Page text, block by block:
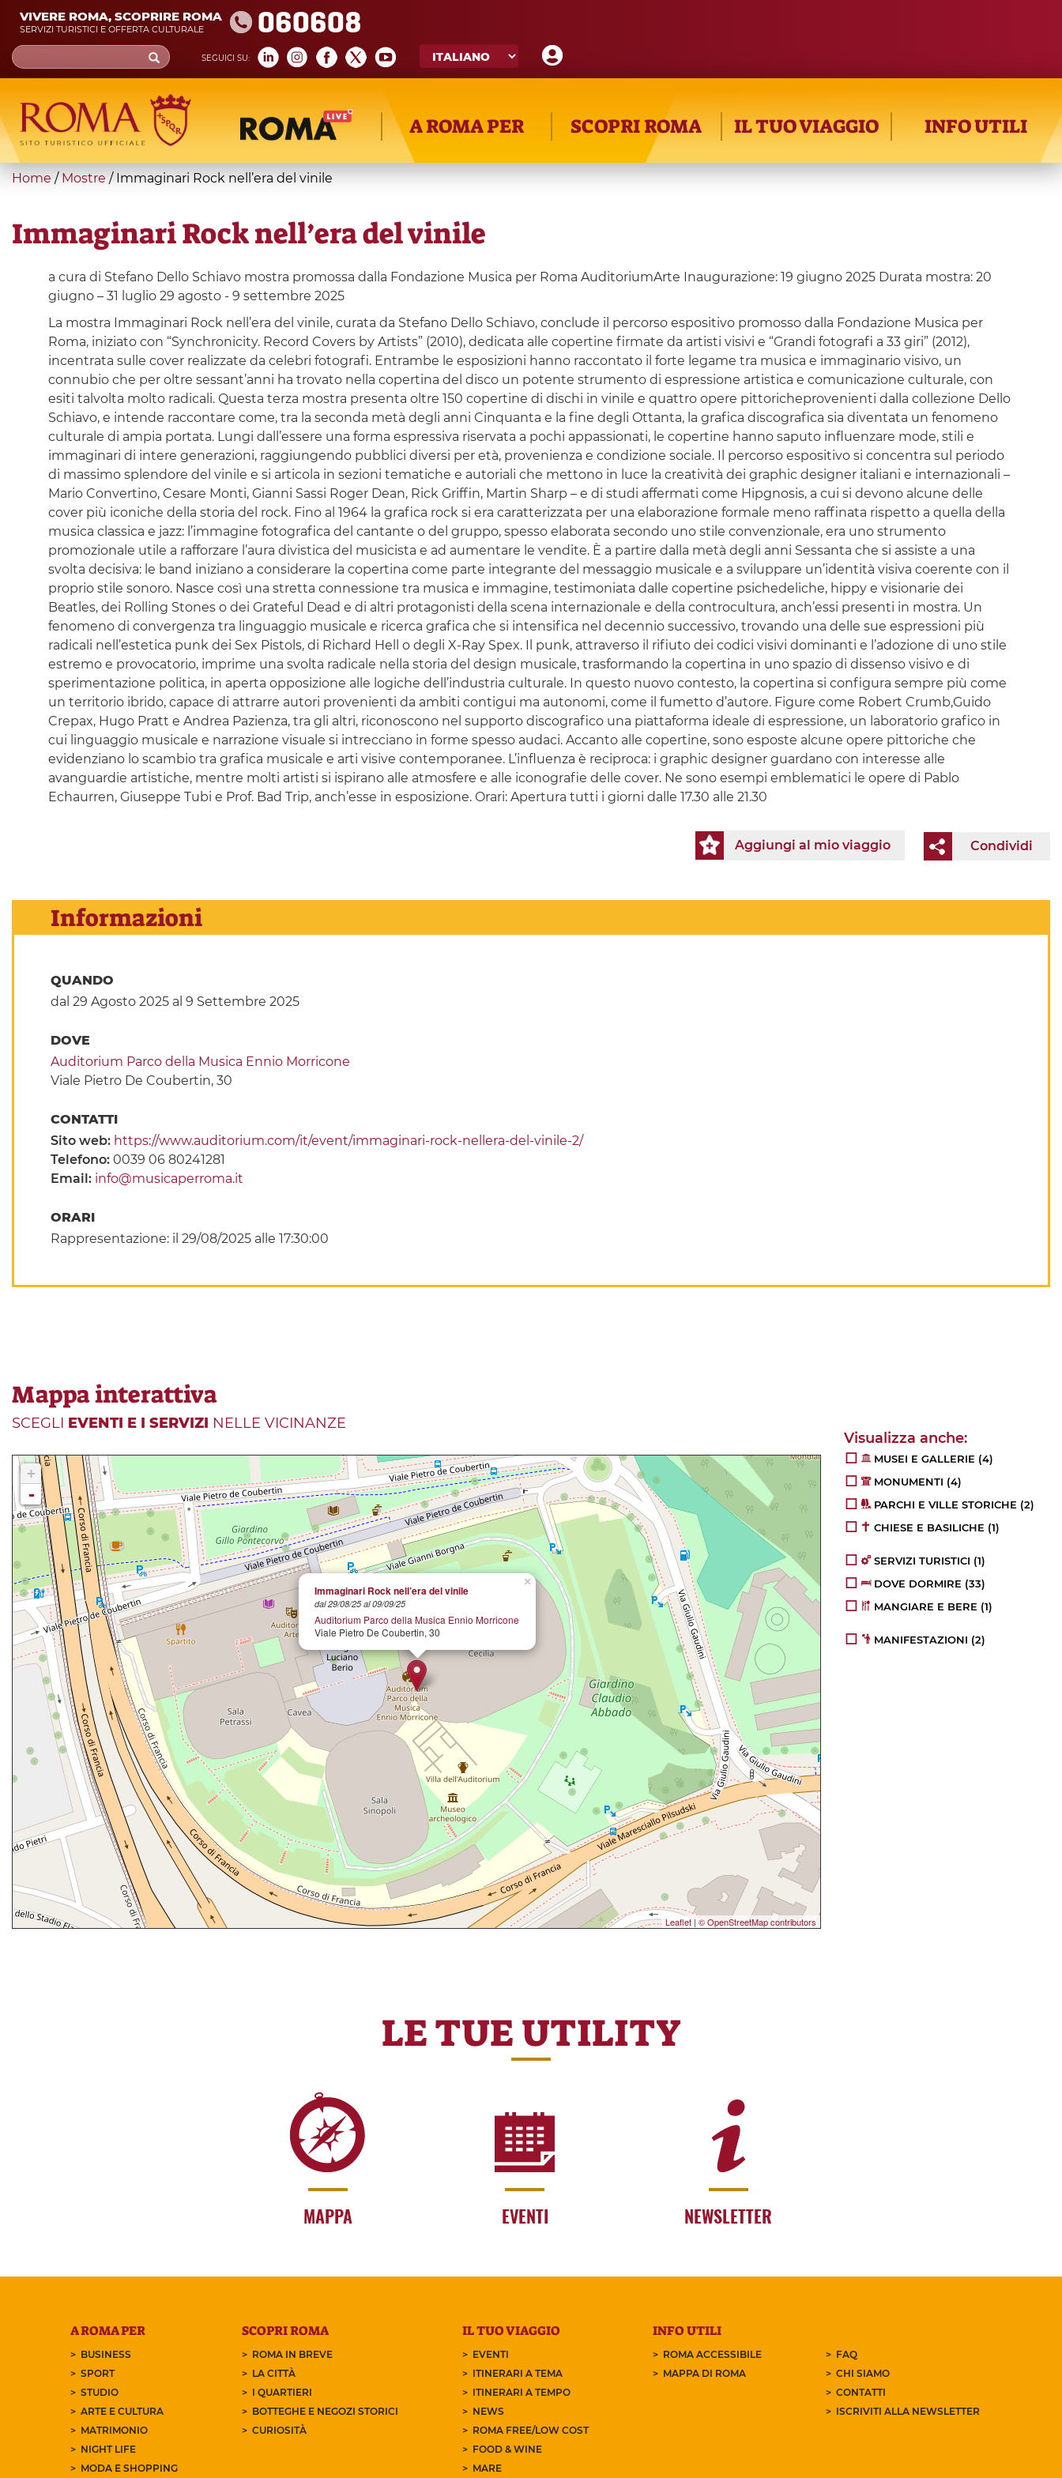
Skip
main
content
VIVERE ROMA, SCOPRIRE ROMA
SERVIZI TURISTICI E OFFERTA CULTURALE 060608
SEGUICI SU:
Search
form
Cerca
A ROMA PER SCOPRI ROMA IL TUO VIAGGIO INFO UTILI
You
here
Home / Mostre / Immaginari Rock nell’era del vinile
Immaginari Rock nell’era del vinile
a cura di Stefano Dello Schiavo mostra promossa dalla Fondazione Musica per Roma AuditoriumArte Inaugurazione: 19 giugno 2025 Durata mostra: 20
giugno – 31 luglio 29 agosto - 9 settembre 2025
La mostra Immaginari Rock nell’era del vinile, curata da Stefano Dello Schiavo, conclude il percorso espositivo promosso dalla Fondazione Musica per
Roma, iniziato con “Synchronicity. Record Covers by Artists” (2010), dedicata alle copertine firmate da artisti visivi e “Grandi fotografi a 33 giri” (2012),
incentrata sulle cover realizzate da celebri fotografi. Entrambe le esposizioni hanno raccontato il forte legame tra musica e immaginario visivo, un
connubio che per oltre sessant’anni ha trovato nella copertina del disco un potente strumento di espressione artistica e comunicazione culturale, con
esiti talvolta molto radicali. Questa terza mostra presenta oltre 150 copertine di dischi in vinile e quattro opere pittoricheprovenienti dalla collezione Dello
Schiavo, e intende raccontare come, tra la seconda metà degli anni Cinquanta e la fine degli Ottanta, la grafica discografica sia diventata un fenomeno
culturale di ampia portata. Lungi dall’essere una forma espressiva riservata a pochi appassionati, le copertine hanno saputo influenzare mode, stili e
immaginari di intere generazioni, raggiungendo pubblici diversi per età, provenienza e condizione sociale. Il percorso espositivo si concentra sul periodo
di massimo splendore del vinile e si articola in sezioni tematiche e autoriali che mettono in luce la creatività dei graphic designer italiani e internazionali –
Mario Convertino, Cesare Monti, Gianni Sassi Roger Dean, Rick Griffin, Martin Sharp – e di studi affermati come Hipgnosis, a cui si devono alcune delle
cover più iconiche della storia del rock. Fino al 1964 la grafica rock si era caratterizzata per una elaborazione formale meno raffinata rispetto a quella della
musica classica e jazz: l’immagine fotografica del cantante o del gruppo, spesso elaborata secondo uno stile convenzionale, era uno strumento
promozionale utile a rafforzare l’aura divistica del musicista e ad aumentare le vendite. È a partire dalla metà degli anni Sessanta che si assiste a una
svolta decisiva: le band iniziano a considerare la copertina come parte integrante del messaggio musicale e a sviluppare un’identità visiva coerente con il
proprio stile sonoro. Nasce così una stretta connessione tra musica e immagine, testimoniata dalle copertine psichedeliche, hippy e visionarie dei
Beatles, dei Rolling Stones o dei Grateful Dead e di altri protagonisti della scena internazionale e della controcultura, anch’essi presenti in mostra. Un
fenomeno di convergenza tra linguaggio musicale e ricerca grafica che si intensifica nel decennio successivo, trovando una delle sue espressioni più
radicali nell’estetica punk dei Sex Pistols, di Richard Hell o degli X-Ray Spex. Il punk, attraverso il rifiuto dei codici visivi dominanti e l’adozione di uno stile
estremo e provocatorio, imprime una svolta radicale nella storia del design musicale, trasformando la copertina in uno spazio di dissenso visivo e di
sperimentazione politica, in aperta opposizione alle logiche dell’industria culturale. In questo nuovo contesto, la copertina si configura sempre più come
un territorio ibrido, capace di attrarre autori provenienti da ambiti contigui ma autonomi, come il fumetto d’autore. Figure come Robert Crumb,Guido
Crepax, Hugo Pratt e Andrea Pazienza, tra gli altri, riconoscono nel supporto discografico una piattaforma ideale di espressione, un laboratorio grafico in
cui linguaggio musicale e narrazione visuale si intrecciano in forme spesso audaci. Accanto alle copertine, sono esposte alcune opere pittoriche che
evidenziano lo scambio tra grafica musicale e arti visive contemporanee. L’influenza è reciproca: i graphic designer guardano con interesse alle
avanguardie artistiche, mentre molti artisti si ispirano alle atmosfere e alle iconografie delle cover. Ne sono esempi emblematici le opere di Pablo
Echaurren, Giuseppe Tubi e Prof. Bad Trip, anch’esse in esposizione. Orari: Apertura tutti i giorni dalle 17.30 alle 21.30
Condividi
Aggiungi al mio viaggio
Informazioni
QUANDO
dal 29 Agosto 2025al 9 Settembre 2025
DOVE
Auditorium Parco della Musica Ennio Morricone
Viale Pietro De Coubertin, 30
CONTATTI
Sito web: https://www.auditorium.com/it/event/immaginari-rock-nellera-del-vinile-2/
Telefono: 0039 06 80241281
Email: info@musicaperroma.it
ORARI
Rappresentazione: il 29/08/2025 alle 17:30:00
Mappa interattiva
SCEGLI EVENTI E I SERVIZI NELLE VICINANZE
×
Immaginari Rock nell’era del vinile
dal 29/08/25 al 09/09/25
Auditorium Parco della Musica Ennio Morricone
Viale Pietro De Coubertin, 30
+
-
Leaflet | © OpenStreetMap contributors
MUSEI E GALLERIE (4)
MONUMENTI (4)
PARCHI E VILLE STORICHE (2)
CHIESE E BASILICHE (1)
SERVIZI TURISTICI (1)
DOVE DORMIRE (33)
MANGIARE E BERE (1)
MANIFESTAZIONI (2)
LE TUE UTILITY
MAPPA EVENTI NEWSLETTER
A ROMA PER
BUSINESS
SPORT
STUDIO
ARTE E CULTURA
MATRIMONIO
NIGHT LIFE
MODA E SHOPPING
SCOPRI ROMA
ROMA IN BREVE
LA CITTÀ
I QUARTIERI
BOTTEGHE E NEGOZI STORICI
CURIOSITÀ
IL TUO VIAGGIO
EVENTI
ITINERARI A TEMA
ITINERARI A TEMPO
NEWS
ROMA FREE/LOW COST
FOOD & WINE
MARE
INFO UTILI
ROMA ACCESSIBILE
MAPPA DI ROMA
FAQ
CHI SIAMO
CONTATTI
ISCRIVITI ALLA NEWSLETTER